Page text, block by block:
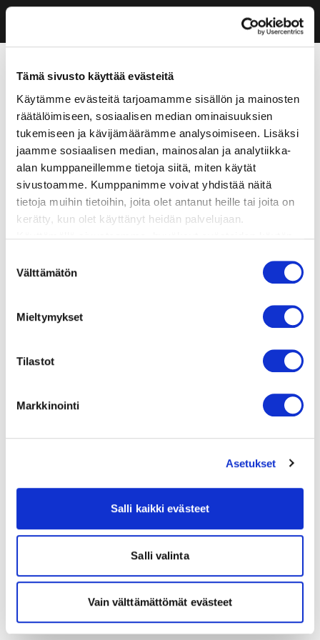
Tämä sivusto käyttää evästeitä
Käytämme evästeitä tarjoamamme sisällön ja mainosten
räätälöimiseen, sosiaalisen median ominaisuuksien
tukemiseen ja kävijämäärämme analysoimiseen. Lisäksi
jaamme sosiaalisen median, mainosalan ja analytiikka-
alan kumppaneillemme tietoja siitä, miten käytät
sivustoamme. Kumppanimme voivat yhdistää näitä
tietoja muihin tietoihin, joita olet antanut heille tai joita on
kerätty, kun olet käyttänyt heidän palvelujaan.
valinta
Välttämätön
Mieltymykset
Tilastot
Markkinointi
Asetukset
Salli kaikki evästeet
Salli valinta
Vain välttämättömät evästeet